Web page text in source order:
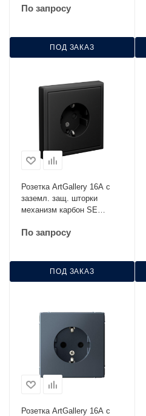
По запросу
ПОД ЗАКАЗ
Розетка ArtGallery 16А с
заземл. защ. шторки
механизм карбон SE
По запросу
ПОД ЗАКАЗ
Розетка ArtGallery 16А с